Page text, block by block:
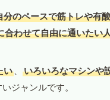
分のペースで筋トレや有
合わせて自由に通いたい
い 、 いろいろなマシンや
ジャンルです。